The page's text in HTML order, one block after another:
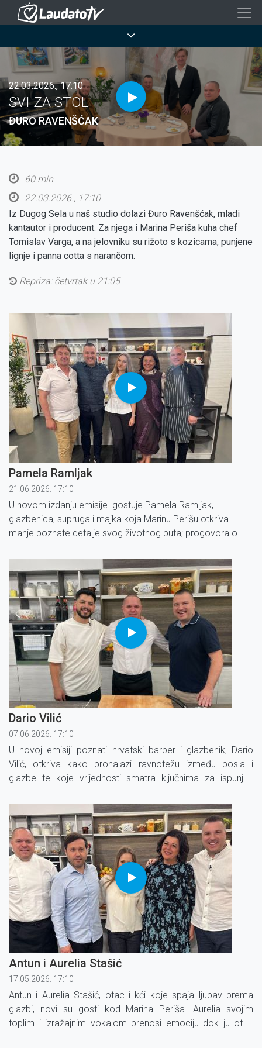
Skoči
sadržaj
22.03.2026., 17:10
SVI ZA STOL
ĐURO RAVENŠĆAK
60 min
22.03.2026., 17:10
Iz Dugog Sela u naš studio dolazi Đuro Ravenšćak, mladi
kantautor i producent. Za njega i Marina Periša kuha chef
Tomislav Varga, a na jelovniku su rižoto s kozicama, punjene
lignje i panna cotta s narančom.
Repriza: četvrtak u 21:05
Pamela Ramljak
21.06.2026. 17:10
U novom izdanju emisije gostuje Pamela Ramljak,
glazbenica, supruga i majka koja Marinu Perišu otkriva
manje poznate detalje svog životnog puta; progovora o
Dario Vilić
07.06.2026. 17:10
U novoj emisiji poznati hrvatski barber i glazbenik, Dario
Vilić, otkriva kako pronalazi ravnotežu između posla i
glazbe te koje vrijednosti smatra ključnima za ispunjen
Antun i Aurelia Stašić
17.05.2026. 17:10
Antun i Aurelia Stašić, otac i kći koje spaja ljubav prema
glazbi, novi su gosti kod Marina Periša. Aurelia svojim
toplim i izražajnim vokalom prenosi emociju dok ju otac